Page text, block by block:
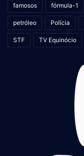
famosos fórmula-1
petróleo Polícia
STF TV Equinócio